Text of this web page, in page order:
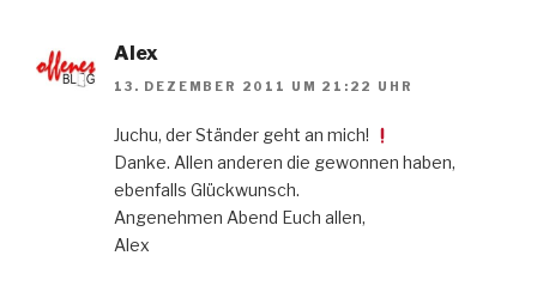
Alex
13. DEZEMBER 2011 UM 21:22 UHR
Juchu, der Ständer geht an mich!
Danke. Allen anderen die gewonnen haben,
ebenfalls Glückwunsch.
Angenehmen Abend Euch allen,
Alex